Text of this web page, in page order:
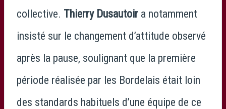
collective. Thierry Dusautoir a notamment
insisté sur le changement d’attitude observé
après la pause, soulignant que la première
période réalisée par les Bordelais était loin
des standards habituels d’une équipe de ce